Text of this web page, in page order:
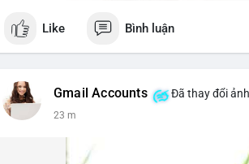
Like Bình luận
Gmail Accounts Đã thay đổi
23 m